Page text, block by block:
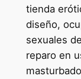
tienda
diseño,
sexuales
reparo en